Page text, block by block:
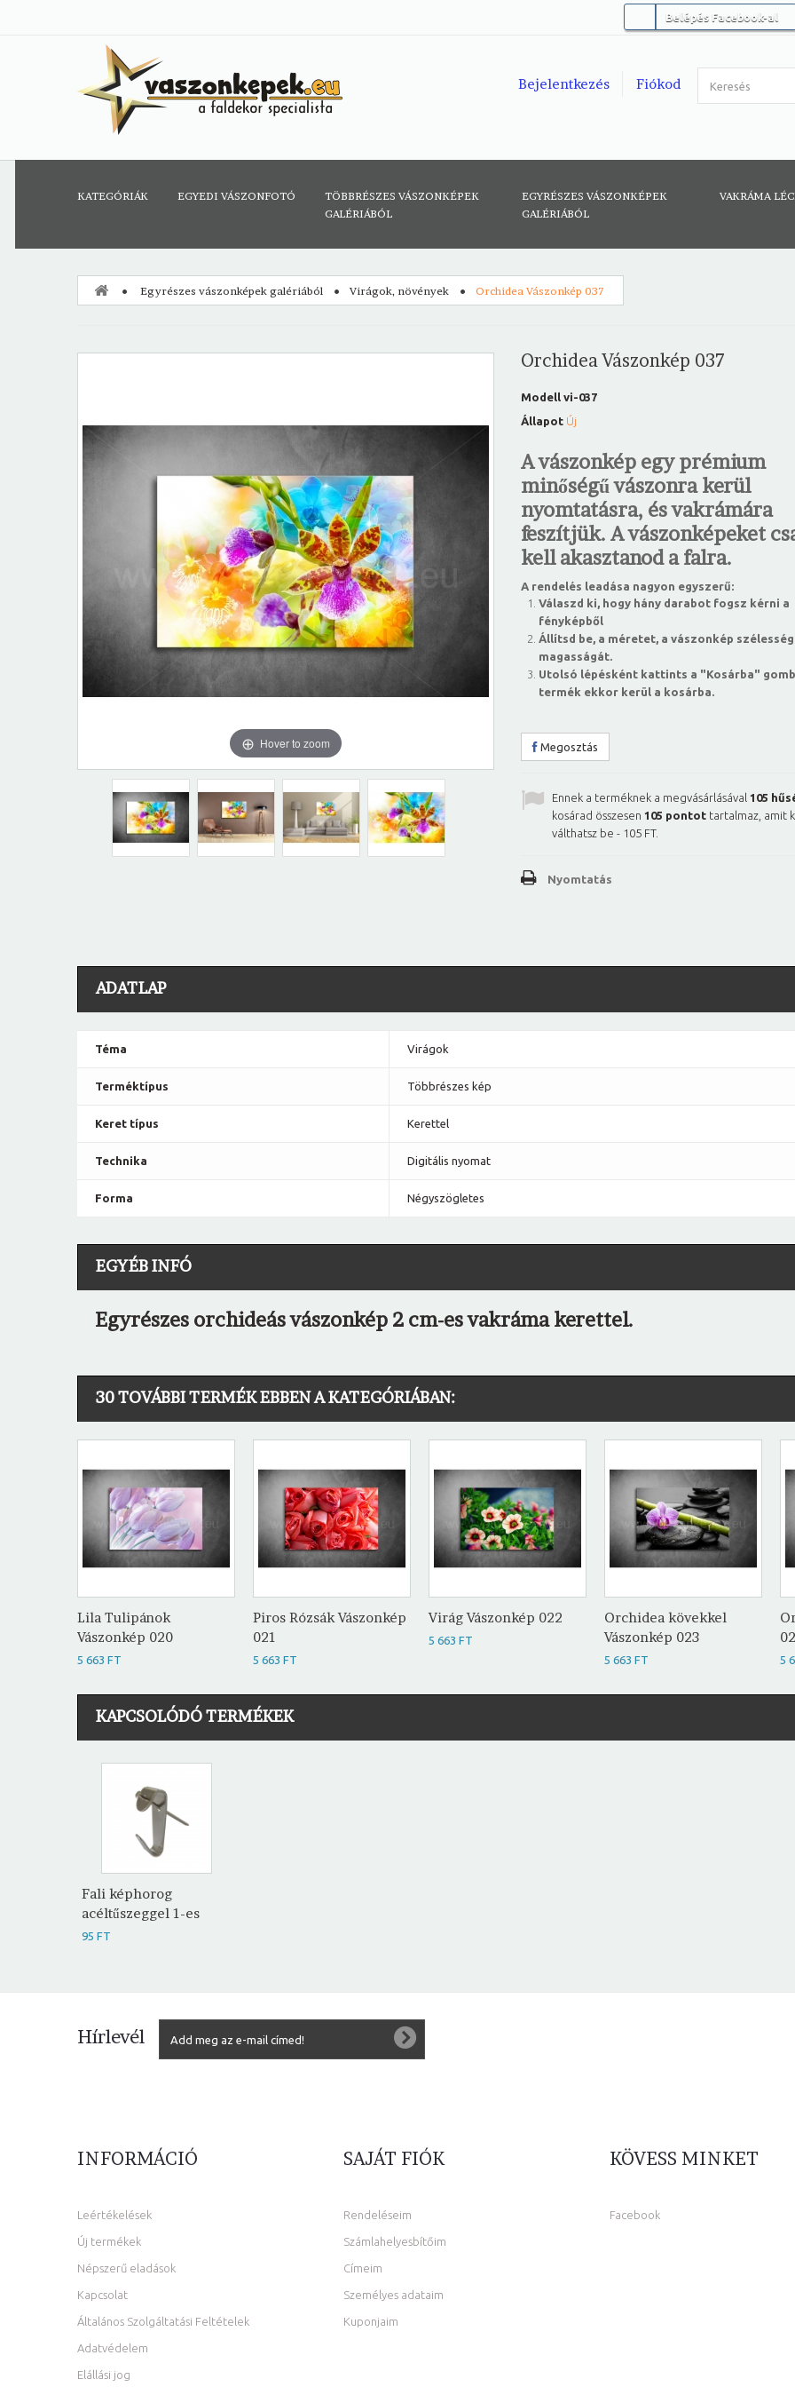
Belépés Facebook-al
Fiókod
Bejelentkezés
KATEGÓRIÁK EGYEDI VÁSZONFOTÓ
TÖBBRÉSZES VÁSZONKÉPEK
GALÉRIÁBÓL
EGYRÉSZES VÁSZONKÉPEK
GALÉRIÁBÓL
VAKRÁMA
Egyrészes vászonképek galériából Virágok, növények Orchidea Vászonkép 037
Hover to zoom
Orchidea Vászonkép 037
Modell vi-037
Állapot Új
A vászonkép egy prémium
minőségű vászonra kerül
nyomtatásra, és vakrámára
feszítjük. A vászonképeket
kell akasztanod a falra.
A rendelés leadása nagyon egyszerű:
Válaszd ki, hogy hány darabot fogsz kérni a
fényképből
Állítsd be, a méretet, a vászonkép
magasságát.
Utolsó lépésként kattints a "Kosárba"
termék ekkor kerül a kosárba.
Megosztás
Ennek a terméknek a megvásárlásával 105
kosárad összesen 105 pontot tartalmaz, amit
válthatsz be - 105 FT.
Nyomtatás
ADATLAP
Téma Virágok
Terméktípus Többrészes kép
Keret típus Kerettel
Technika Digitális nyomat
Forma Négyszögletes
EGYÉB INFÓ
Egyrészes orchideás vászonkép 2 cm-es vakráma kerettel.
30 TOVÁBBI TERMÉK EBBEN A KATEGÓRIÁBAN:
Lila Tulipánok
Vászonkép 020
5 663 FT
Piros Rózsák Vászonkép
021
5 663 FT
Virág Vászonkép 022
5 663 FT
Orchidea kövekkel
Vászonkép 023
5 663 FT 5
KAPCSOLÓDÓ TERMÉKEK
Fali képhorog
acéltűszeggel 1-es
95 FT
Hírlevél
INFORMÁCIÓ
Leértékelések
Új termékek
Népszerű eladások
Kapcsolat
Általános Szolgáltatási Feltételek
Adatvédelem
Elállási jog
SAJÁT FIÓK
Rendeléseim
Számlahelyesbítőim
Címeim
Személyes adataim
Kuponjaim
KÖVESS MINKET
Facebook